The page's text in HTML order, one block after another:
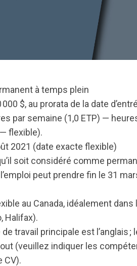
à temps plein
000 $, au prorata de la date
par semaine (1,0 ETP) —
flexible).
2021 (date exacte flexible)
soit considéré comme
peut prendre fin le 31
au Canada, idéalement dans
Halifax).
de travail principale est
(veuillez indiquer les
CV).